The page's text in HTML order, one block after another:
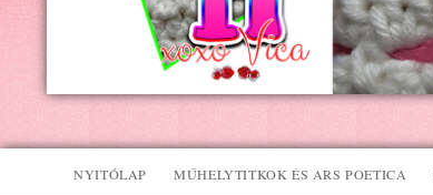
NYITÓLAP MŰHELYTITKOK ÉS ARS POETICA